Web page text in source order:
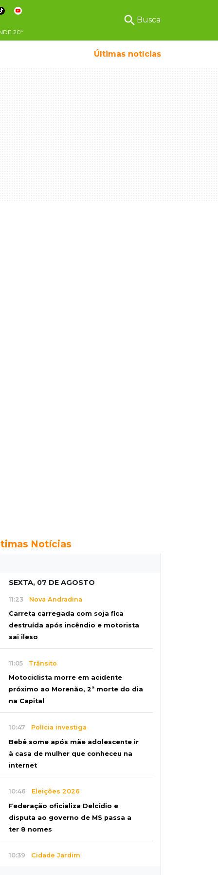
20º
search Busca
Últimas notícias
Notícias
SEXTA, 07 DE AGOSTO
11:23 Nova Andradina
Carreta carregada com soja fica
destruída após incêndio e motorista
sai ileso
11:05 Trânsito
Motociclista morre em acidente
próximo ao Morenão, 2ª morte do dia
na Capital
10:47 Polícia investiga
Bebê some após mãe adolescente ir
à casa de mulher que conheceu na
internet
10:46 Eleições 2026
Federação oficializa Delcídio e
disputa ao governo de MS passa a
ter 8 nomes
10:39 Cidade Jardim